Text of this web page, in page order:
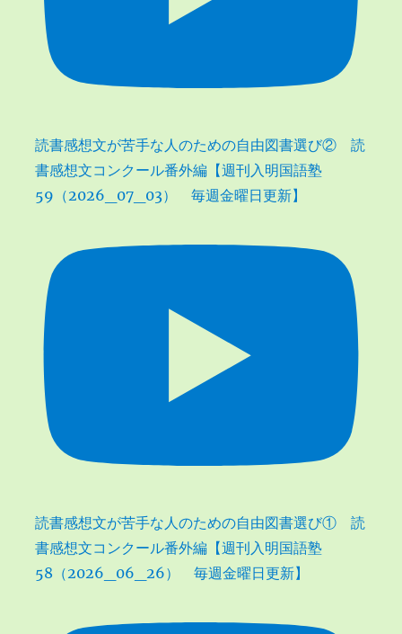
読書感想文が苦手な人のための自由図書選び② 読
書感想文コンクール番外編【週刊入明国語塾
59（2026_07_03） 毎週金曜日更新】
読書感想文が苦手な人のための自由図書選び① 読
書感想文コンクール番外編【週刊入明国語塾
58（2026_06_26） 毎週金曜日更新】